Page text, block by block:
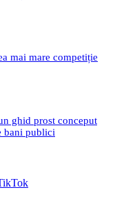
mai mare competiție
ghid prost conceput
bani publici